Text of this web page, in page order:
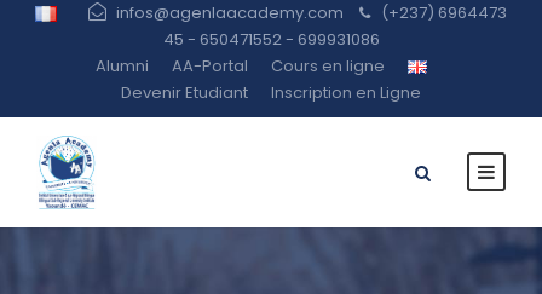
infos@agenlaacademy.com
(+237) 6964473
45 - 650471552 - 699931086
Alumni
AA-Portal
Cours en ligne
Devenir Etudiant
Inscription en Ligne